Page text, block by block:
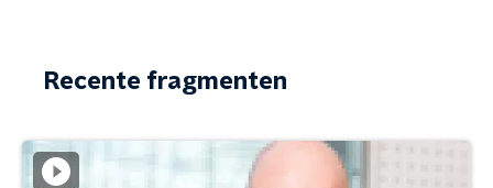
Recente fragmenten